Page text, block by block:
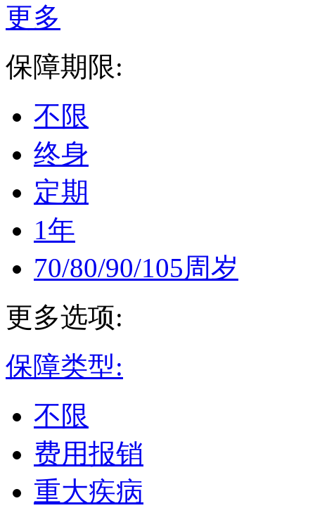
更多
保障期限:
不限
终身
定期
1年
70/80/90/105周岁
更多选项:
保障类型:
不限
费用报销
重大疾病